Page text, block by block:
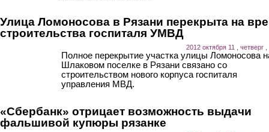
Улица Ломоносова в Рязани перекрыта на
строительства госпиталя УМВД
2012 октября 11 , четверг
Полное перекрытие участка улицы Ломоносова
Шлаковом поселке в Рязани связано со
строительством нового корпуса госпиталя
управления МВД.
«Сбербанк» отрицает возможность выдачи
фальшивой купюры рязанке